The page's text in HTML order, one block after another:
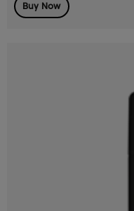
Buy Now